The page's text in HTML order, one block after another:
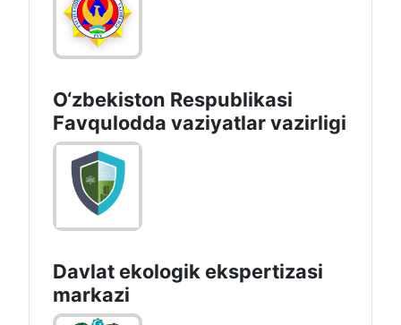
O‘zbеkistоn Rеspublikаsi
Favqulodda vaziyatlar vazirligi
Davlat ekologik ekspertizasi
markazi